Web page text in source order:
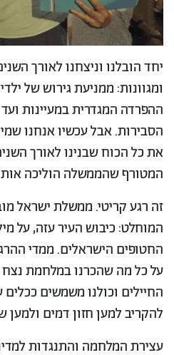
יחד הובלנו וניצחנו לאורך
ומגוונות: ממניעת גירוש של
ההפרדה המגדרית במעיינות
הסבירות. אבל עכשיו אנחנו
את כל הכוח שבנינו לאורך
המטורף שהממשלה הוליכה
זה רגע קריטי. ממשלת ישראל
המוחלט: כיבוש העיר עזה, על
החטופים הישראלים. ממדי
על כל מה שהכרנו במלחמת
החיילים וכולנו משמשים
להקריב למען חזון דמים ולמען
עצירת המלחמה והתנגדות